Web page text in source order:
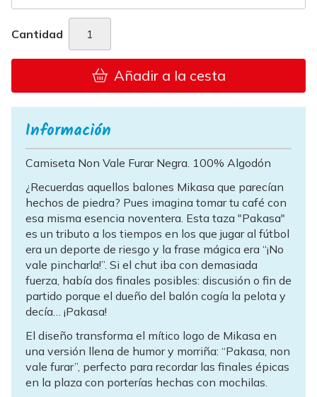
Cantidad
Añadir a la cesta
Información
Camiseta Non Vale Furar Negra. 100% Algodón
¿Recuerdas aquellos balones Mikasa que parecían
hechos de piedra? Pues imagina tomar tu café con
esa misma esencia noventera. Esta taza "Pakasa"
es un tributo a los tiempos en los que jugar al fútbol
era un deporte de riesgo y la frase mágica era “¡No
vale pincharla!”. Si el chut iba con demasiada
fuerza, había dos finales posibles: discusión o fin de
partido porque el dueño del balón cogía la pelota y
decía… ¡Pakasa!
El diseño transforma el mítico logo de Mikasa en
una versión llena de humor y morriña: “Pakasa, non
vale furar”, perfecto para recordar las finales épicas
en la plaza con porterías hechas con mochilas.